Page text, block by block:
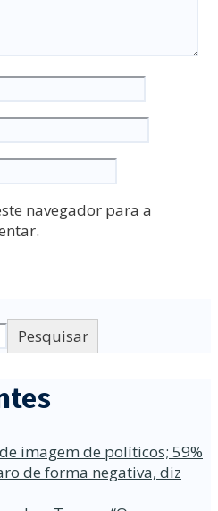
navegador para a
Pesquisar
imagem de políticos; 59%
de forma negativa, diz